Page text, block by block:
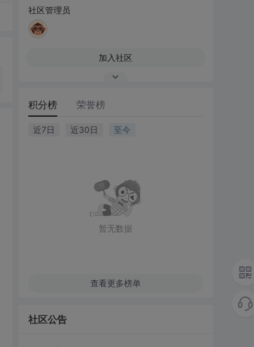
社区管理员
加入社区
积分榜 荣誉榜
近7日 近30日 至今
暂无数据
查看更多榜单
社区公告